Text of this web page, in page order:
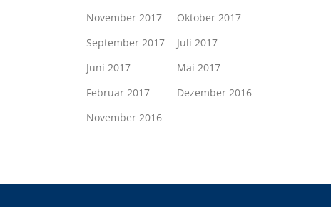
November 2017
Oktober 2017
September 2017
Juli 2017
Juni 2017
Mai 2017
Februar 2017
Dezember 2016
November 2016